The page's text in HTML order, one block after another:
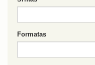
Formatas